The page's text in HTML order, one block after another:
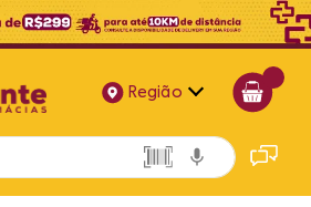
Região
Alagoas
Bahia